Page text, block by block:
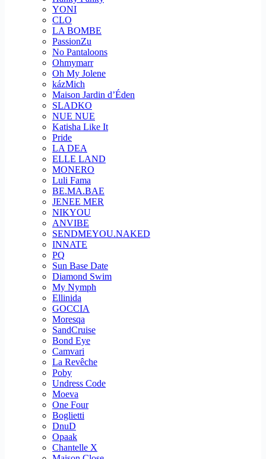
YONI
CLO
LA BOMBE
PassionZu
No Pantaloons
Ohmymarr
Oh My Jolene
kázMich
Maison Jardin d’Éden
SLADKO
NUE NUE
Katisha Like It
Pride
LA DEA
ELLE LAND
MONERO
Luli Fama
BE.MA.BAE
JENEE MER
NIKYOU
ANVIBE
SENDMEYOU.NAKED
INNATE
PQ
Sun Base Date
Diamond Swim
My Nymph
Ellinida
GOCCIA
Moresqa
SandCruise
Bond Eye
Camvari
La Revêche
Poby
Undress Code
Moeva
One Four
Boglietti
DnuD
Opaak
Chantelle X